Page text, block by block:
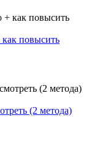
как повысить
(2 метода)